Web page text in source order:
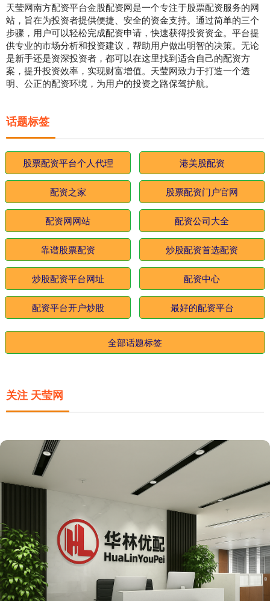
天莹网南方配资平台金股配资网是一个专注于股票配资服务的网
站，旨在为投资者提供便捷、安全的资金支持。通过简单的三个
步骤，用户可以轻松完成配资申请，快速获得投资资金。平台提
供专业的市场分析和投资建议，帮助用户做出明智的决策。无论
是新手还是资深投资者，都可以在这里找到适合自己的配资方
案，提升投资效率，实现财富增值。天莹网致力于打造一个透
明、公正的配资环境，为用户的投资之路保驾护航。
话题标签
股票配资平台个人代理 港美股配资
配资之家 股票配资门户官网
配资网网站 配资公司大全
靠谱股票配资 炒股配资首选配资
炒股配资平台网址 配资中心
配资平台开户炒股 最好的配资平台
全部话题标签
关注 天莹网